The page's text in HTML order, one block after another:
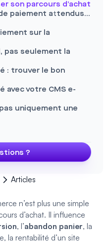
Articles
n’est plus une simple
d’achat. Il influence
, l’abandon panier, la
la rentabilité d’un site
son parcours d’achat
paiement attendus…
sur la
pas seulement la
: trouver le bon
avec votre CMS e-
uniquement une
?